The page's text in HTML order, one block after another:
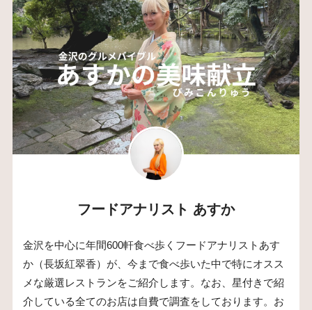
フードアナリスト あすか
金沢を中心に年間600軒食べ歩くフードアナリストあす
か（長坂紅翠香）が、今まで食べ歩いた中で特にオスス
メな厳選レストランをご紹介します。なお、星付きで紹
介している全てのお店は自費で調査をしております。お